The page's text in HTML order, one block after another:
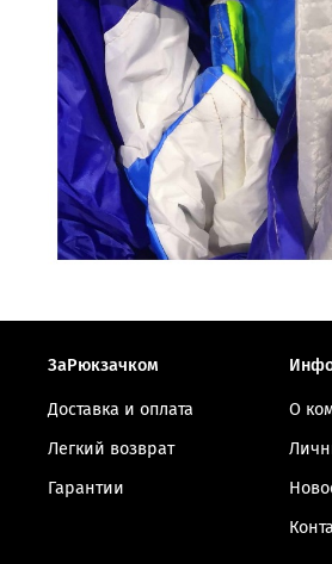
ЗаРюкзачком
Доставка и оплата
Легкий возврат
Гарантии
О